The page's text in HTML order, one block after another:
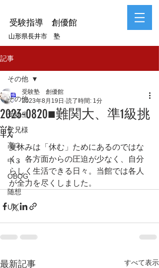
受験指導 創優館
山形県長井市 塾
記事
その他
受験生
父兄様
高３
中３
OBOG
随想
UP
その他
2023-0820■難関大、準1級挑
戦
受験塾 創優館
2023年8月19日 読了時間: 1分
夏休みは「休む」ためにあるのではな
く、各方面からの圧迫が少なく、自分
らしく生活できる日々。当館では各人
が全力を尽くしました。
最新記事 すべて表示